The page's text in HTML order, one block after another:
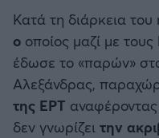
Άρσεναλ
Μίλαν
Κατά τη διάρκεια του
ο οποίος μαζί με τους
έδωσε το «παρών»
Αλεξάνδρας,
της ΕΡΤ
δεν γνωρίζει την